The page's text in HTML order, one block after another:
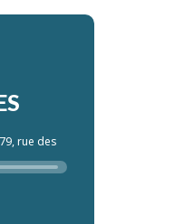
rue des